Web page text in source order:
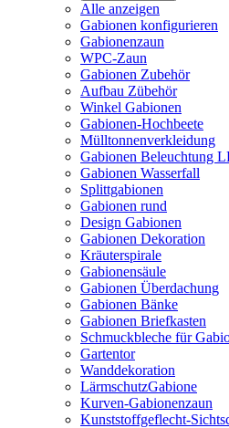
Alle anzeigen
Gabionen konfigurieren
Gabionenzaun
WPC-Zaun
Gabionen Zubehör
Aufbau Zübehör
Winkel Gabionen
Gabionen-Hochbeete
Mülltonnenverkleidung
Gabionen Beleuchtung
Gabionen Wasserfall
Splittgabionen
Gabionen rund
Design Gabionen
Gabionen Dekoration
Kräuterspirale
Gabionensäule
Gabionen Überdachung
Gabionen Bänke
Gabionen Briefkasten
Schmuckbleche für
Gartentor
Wanddekoration
LärmschutzGabione
Kurven-Gabionenzaun
Kunststoffgeflecht-